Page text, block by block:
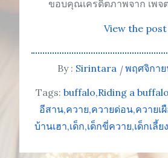
ขอบคุณเครดิตภาพจาก เพจ
View the post
By : Sirintara
พฤศจิกาย
Tags: buffalo Riding a buffalo
อีสาน ควาย ควายด่อน ควายเ
บ้านเฮา เด็ก เด็กขี่ควาย เด็กเลี้ย